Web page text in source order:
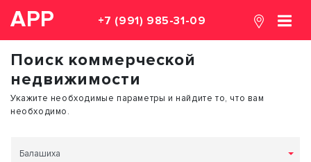
АРР +7 (991) 985-31-09
Поиск коммерческой
недвижимости
Укажите необходимые параметры и найдите то, что вам
необходимо.
Балашиха